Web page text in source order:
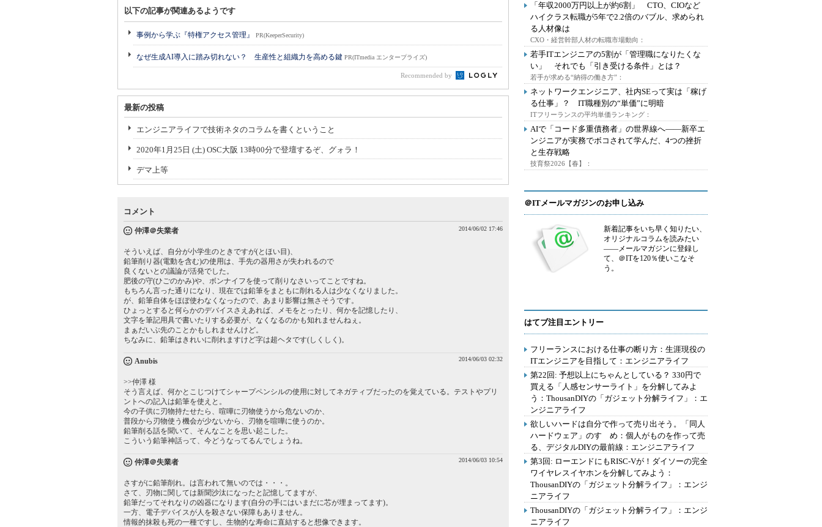
以下の記事が関連あるようです
事例から学ぶ『特権アクセス管理』 PR(KeeperSecurity)
なぜ生成AI導入に踏み切れない？ 生産性と組織力を高める鍵 PR(ITmedia エンタープライズ)
Recommended by
最新の投稿
エンジニアライフで技術ネタのコラムを書くということ
2020年1月25日 (土) OSC大阪 13時00分で登壇するぞ、グォラ！
デマ上等
コメント
仲澤＠失業者 2014/06/02 17:46
そういえば、自分が小学生のときですが(とほい目)、
鉛筆削り器(電動を含む)の使用は、手先の器用さが失われるので
良くないとの議論が活発でした。
肥後の守(ひごのかみ)や、ボンナイフを使って削りなさいってことですね。
もちろん言った通りになり、現在では鉛筆をまともに削れる人は少なくなりました。
が、鉛筆自体をほぼ使わなくなったので、あまり影響は無さそうです。
ひょっとすると何らかのデバイスさえあれば、メモをとったり、何かを記憶したり、
文字を筆記用具で書いたりする必要が、なくなるのかも知れませんねぇ。
まぁだいぶ先のことかもしれませんけど。
ちなみに、鉛筆はきれいに削れますけど字は超ヘタです(しくしく)。
Anubis 2014/06/03 02:32
>>仲澤 様
そう言えば、何かとこじつけてシャープペンシルの使用に対してネガティブだったのを覚えている。テストやプリ
ントへの記入は鉛筆を使えと。
今の子供に刃物持たせたら、喧嘩に刃物使うから危ないのか、
普段から刃物使う機会が少ないから、刃物を喧嘩に使うのか。
鉛筆削る話を聞いて、そんなことを思い起こした。
こういう鉛筆神話って、今どうなってるんでしょうね。
仲澤＠失業者 2014/06/03 10:54
さすがに鉛筆削れ。は言われて無いのでは・・・。
さて、刃物に関しては新聞沙汰になったと記憶してますが、
鉛筆だってそれなりの凶器になります(自分の手にはいまだに芯が埋まってます)。
一方、電子デバイスが人を殺さない保障もありません。
情報的抹殺も死の一種ですし、生物的な寿命に直結すると想像できます。
「年収2000万円以上が約6割」 CTO、CIOなど
ハイクラス転職が5年で2.2倍のバブル、求められ
る人材像は
CXO・経営幹部人材の転職市場動向：
若手ITエンジニアの5割が「管理職になりたくな
い」 それでも「引き受ける条件」とは？
若手が求める“納得の働き方”：
ネットワークエンジニア、社内SEって実は「稼げ
る仕事」？ IT職種別の“単価”に明暗
ITフリーランスの平均単価ランキング：
AIで「コード多重債務者」の世界線へ――新卒エ
ンジニアが実務でボコされて学んだ、4つの挫折
と生存戦略
技育祭2026【春】：
＠ITメールマガジンのお申し込み
新着記事をいち早く知りたい、
オリジナルコラムを読みたい
――メールマガジンに登録し
て、＠ITを120％使いこなそ
う。
はてブ注目エントリー
フリーランスにおける仕事の断り方：生涯現役の
ITエンジニアを目指して：エンジニアライフ
第22回: 予想以上にちゃんとしている？ 330円で
買える「人感センサーライト」を分解してみよ
う：ThousanDIYの「ガジェット分解ライフ」：エ
ンジニアライフ
欲しいハードは自分で作って売り出そう。「同人
ハードウェア」のすゝめ：個人がものを作って売
る、デジタルDIYの最前線：エンジニアライフ
第3回: ローエンドにもRISC-Vが！ダイソーの完全
ワイヤレスイヤホンを分解してみよう：
ThousanDIYの「ガジェット分解ライフ」：エンジ
ニアライフ
ThousanDIYの「ガジェット分解ライフ」：エンジ
ニアライフ